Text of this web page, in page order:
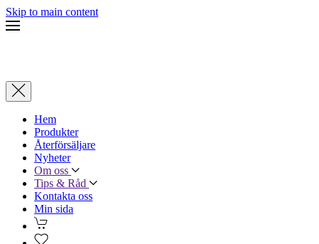
Skip to main content
Hem
Produkter
Återförsäljare
Nyheter
Om oss
Tips & Råd
Kontakta oss
Min sida